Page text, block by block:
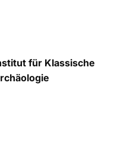
für Klassische